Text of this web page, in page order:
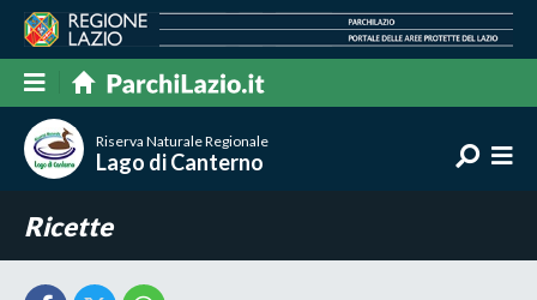
Riserva Naturale Regionale
Lago di Canterno
Ricette